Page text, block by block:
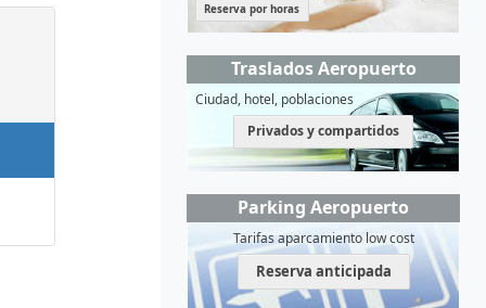
Reserva por horas
Traslados Aeropuerto
Ciudad, hotel, poblaciones
Privados y compartidos
Parking Aeropuerto
Tarifas aparcamiento low cost
Reserva anticipada